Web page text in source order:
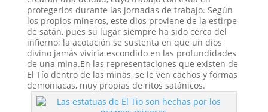
protegerlos durante las jornadas de trabajo. Según
los propios mineros, este dios proviene de la estirpe
de satán, pues su lugar siempre ha sido cerca del
infierno; la acotación se sustenta en que un dios
divino jamás viviría escondido en las profundidades
de una mina.En las representaciones que existen de
El Tío dentro de las minas, se le ven cachos y formas
demoniacas, muy propias de ritos satánicos.